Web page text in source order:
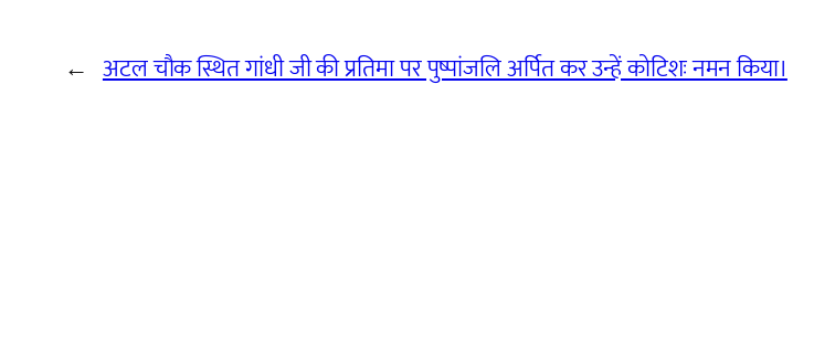
← अटल चौक स्थित गांधी जी की प्रतिमा पर पुष्पांजलि अर्पित कर उन्हें कोटिशः नमन किया।